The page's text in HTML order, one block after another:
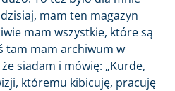
mam ten magazyn
mam wszystkie, które są
tam mam archiwum w
siadam i mówię: „Kurde,
któremu kibicuję, pracuję